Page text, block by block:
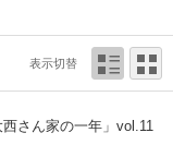
表示切替
さん家の一年」vol.11